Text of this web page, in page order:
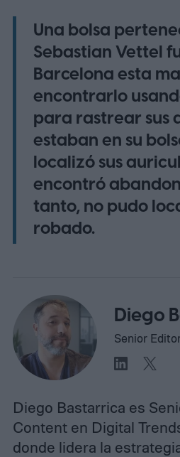
Una bolsa
Sebastian Vettel
Barcelona esta
encontrarlo
para rastrear sus
estaban en su
localizó sus
encontró
tanto, no pudo
robado.
Diego
Senior
Diego Bastarrica es
Content en Digital
donde lidera la